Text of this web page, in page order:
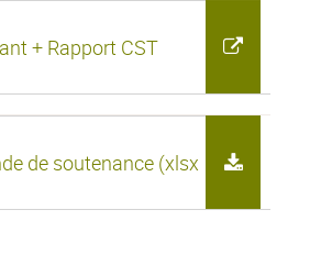
+ Rapport CST
de soutenance (xlsx